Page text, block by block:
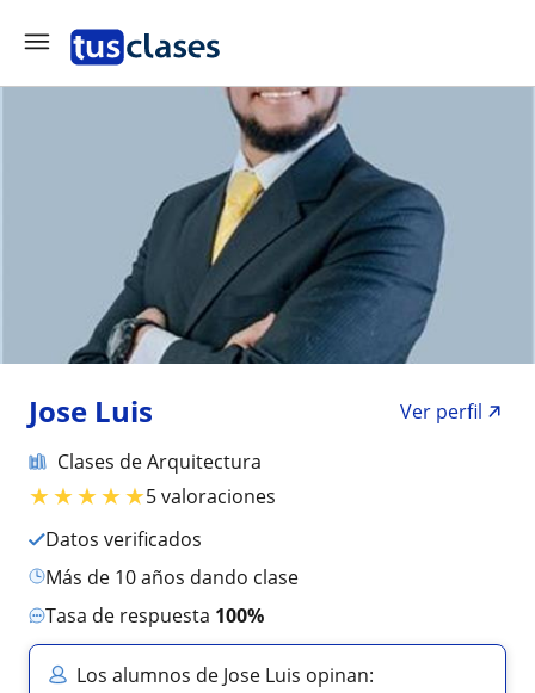
Jose Luis
Ver perfil
Clases de Arquitectura
★★★★★5 valoraciones
Datos verificados
más de 10 años dando clase
Tasa de respuesta 100%
Los alumnos de Jose Luis opinan: